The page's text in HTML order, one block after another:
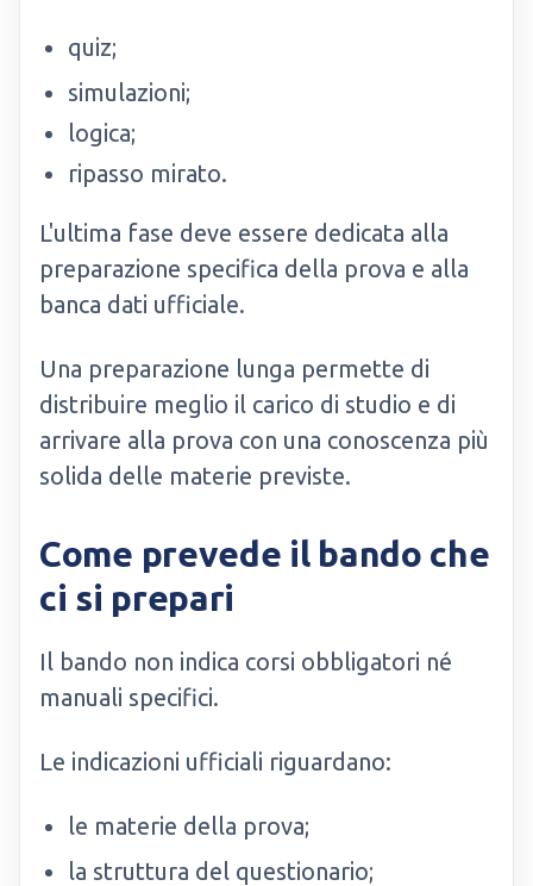
quiz;
simulazioni;
logica;
ripasso mirato.
L'ultima fase deve essere dedicata alla
preparazione specifica della prova e alla
banca dati ufficiale.
Una preparazione lunga permette di
distribuire meglio il carico di studio e di
arrivare alla prova con una conoscenza più
solida delle materie previste.
Come prevede il bando che
ci si prepari
Il bando non indica corsi obbligatori né
manuali specifici.
Le indicazioni ufficiali riguardano:
le materie della prova;
la struttura del questionario;